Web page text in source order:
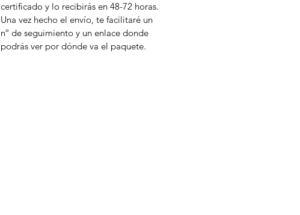
certificado y lo recibirás en 48-72 horas.
Una vez hecho el envío, te facilitaré un
nº de seguimiento y un enlace donde
podrás ver por dónde va el paquete.